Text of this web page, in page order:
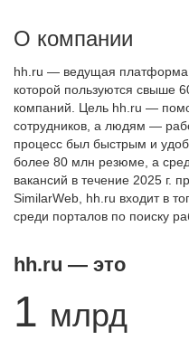
О компании
hh.ru — ведущая платформа
которой пользуются свыше
компаний. Цель hh.ru —
сотрудников, а людям —
процесс был быстрым и
более 80 млн резюме, а
вакансий в течение 2025 г.
SimilarWeb, hh.ru входит в
среди порталов по поиску
hh.ru — это
1 млрд